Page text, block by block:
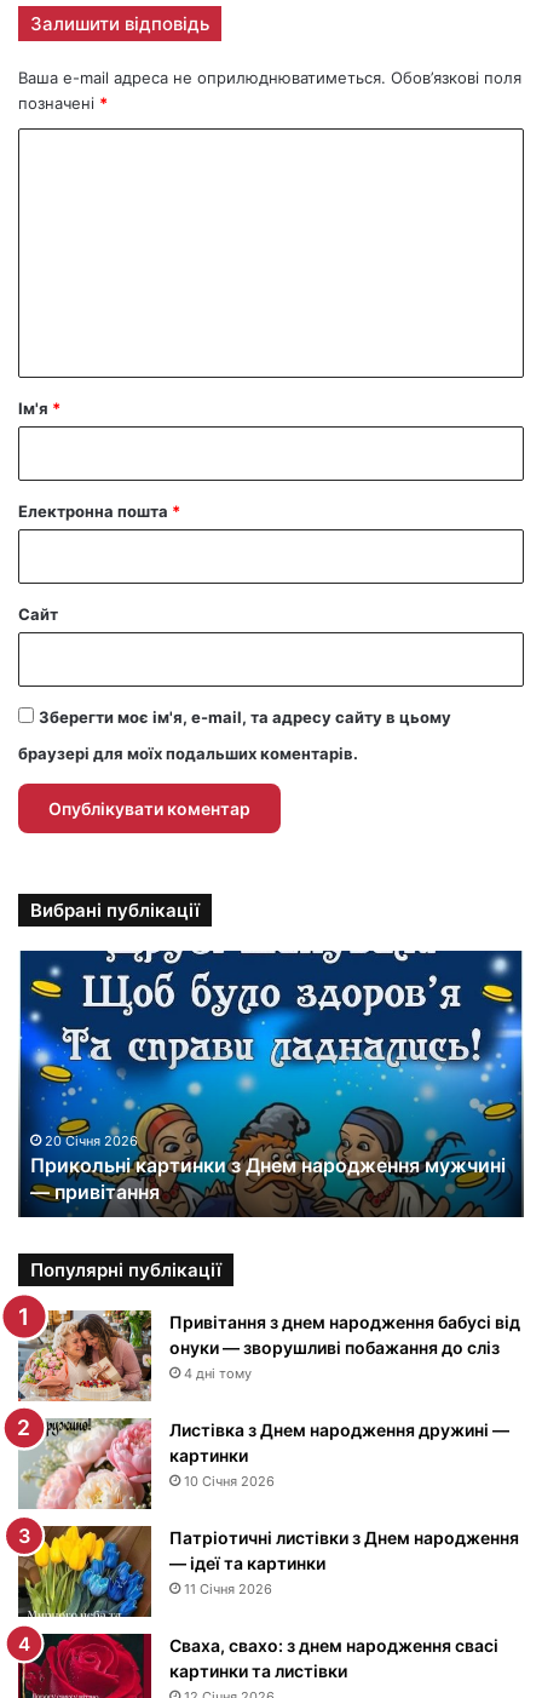
Залишити відповідь
Ваша e-mail адреса не оприлюднюватиметься. Обов’язкові поля
позначені *
рІм'я *
Електронна пошта *
Сайт
Зберегти моє ім'я, e-mail, та адресу сайту в цьому
браузері для моїх подальших коментарів.
Вибрані публікації
и
к
о
а
и
н
к
и
з
Д
н
е
н
а
р
о
д
ж
е
20 Січня 2026
Прикольні картинки з Днем народження мужчині
— привітання
Популярні публікації
Привітання з днем народження бабусі від
онуки — зворушливі побажання до сліз
4 дні тому
Листівка з Днем народження дружині —
картинки
10 Січня 2026
Патріотичні листівки з Днем народження
— ідеї та картинки
11 Січня 2026
Сваха, свахо: з днем народження свасі
картинки та листівки